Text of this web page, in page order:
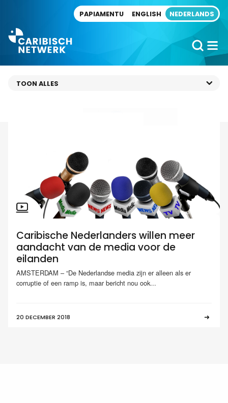
PAPIAMENTU ENGLISH NEDERLANDS
Caribische Nederlanders willen meer
aandacht van de media voor de
eilanden
AMSTERDAM – “De Nederlandse media zijn er alleen als er
corruptie of een ramp is, maar bericht nou ook...
20 DECEMBER 2018